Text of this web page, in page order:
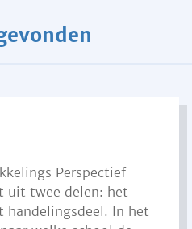
Perspectief
uit twee delen: het
handelingsdeel. In het